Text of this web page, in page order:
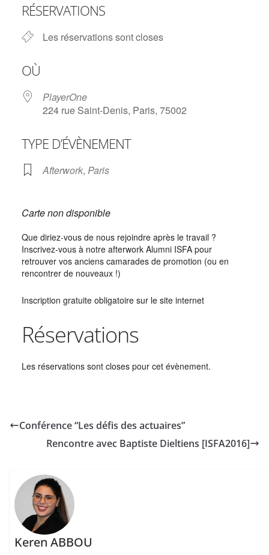
RÉSERVATIONS
Les réservations sont closes
OÙ
PlayerOne
224 rue Saint-Denis, Paris, 75002
TYPE D’ÉVÈNEMENT
Afterwork, Paris
Carte non disponible
Que diriez-vous de nous rejoindre après le travail ?
Inscrivez-vous à notre afterwork Alumni ISFA pour
retrouver vos anciens camarades de promotion (ou en
rencontrer de nouveaux !)
Inscription gratuite obligatoire sur le site internet
Réservations
Les réservations sont closes pour cet évènement.
Conférence “Les défis des actuaires”
Rencontre avec Baptiste Dieltiens [ISFA2016]
Keren ABBOU